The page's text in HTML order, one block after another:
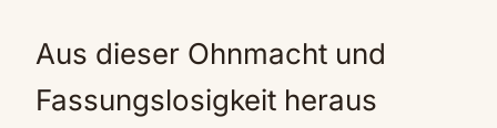
Aus dieser Ohnmacht und
Fassungslosigkeit heraus